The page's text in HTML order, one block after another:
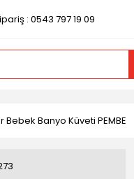
: 0543 797 19 09
Banyo Küveti PEMBE